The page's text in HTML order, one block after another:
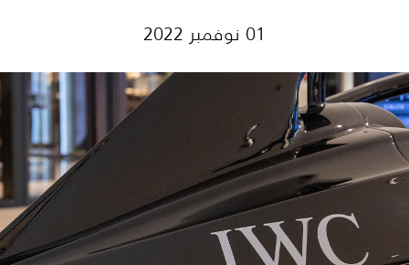
01 نوفمبر 2022